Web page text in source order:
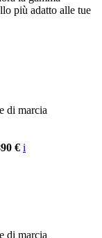
più adatto alle tue
di marcia
€ i
di marcia